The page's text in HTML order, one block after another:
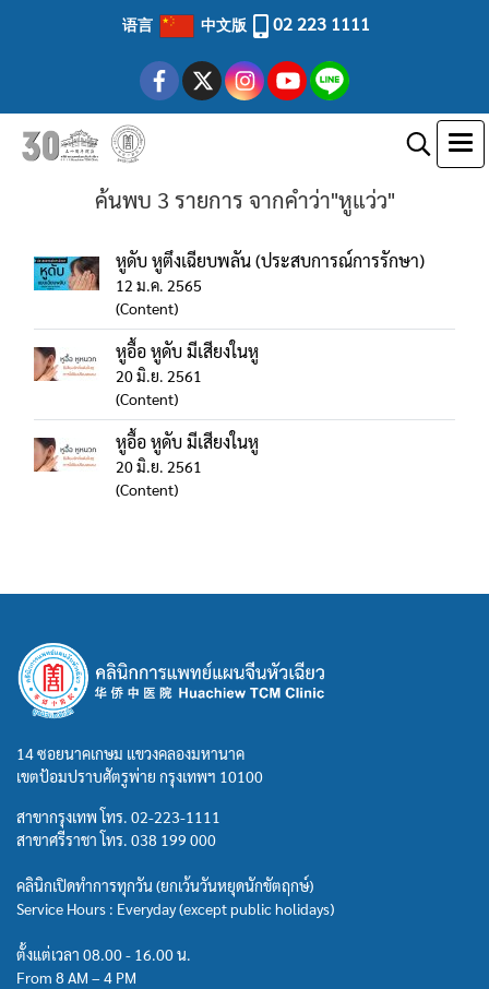
语言 中文版 02 223 1111
ค้นพบ 3 รายการ จากคำว่า"หูแว่ว"
หูดับ หูตึงเฉียบพลัน (ประสบการณ์การรักษา)
12 ม.ค. 2565
(Content)
หูอื้อ หูดับ มีเสียงในหู
20 มิ.ย. 2561
(Content)
หูอื้อ หูดับ มีเสียงในหู
20 มิ.ย. 2561
(Content)
14 ซอยนาคเกษม แขวงคลองมหานาค
เขตป้อมปราบศัตรูพ่าย กรุงเทพฯ 10100
สาขากรุงเทพ โทร. 02-223-1111
สาขาศรีราชา โทร. 038 199 000
คลินิกเปิดทำการทุกวัน (ยกเว้นวันหยุดนักขัตฤกษ์)
Service Hours : Everyday (except public holidays)
ตั้งแต่เวลา 08.00 - 16.00 น.
From 8 AM – 4 PM